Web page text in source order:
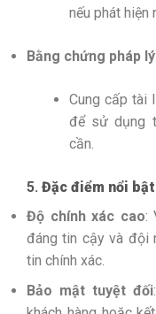
nếu phát hiện
Bằng chứng pháp lý:
Cung cấp tài
để sử dụng
cần.
5. Đặc điểm nổi bật
Độ chính xác cao:
đáng tin cậy và đội
tin chính xác.
Bảo mật tuyệt đối